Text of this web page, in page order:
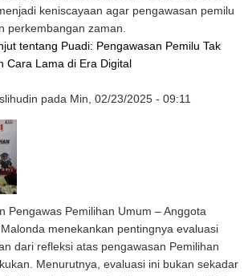
keniscayaan agar pengawasan pemilu
perkembangan zaman.
tentang Puadi: Pengawasan Pemilu Tak
Cara Lama di Era Digital
pada Min, 02/23/2025 - 09:11
Pengawas Pemilihan Umum – Anggota
menekankan pentingnya evaluasi
dari refleksi atas pengawasan Pemilihan
Menurutnya, evaluasi ini bukan sekadar